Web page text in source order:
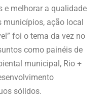
e melhorar a qualidade
municípios, ação local
foi o tema da vez no
como painéis de
municipal, Rio +
sólidos.